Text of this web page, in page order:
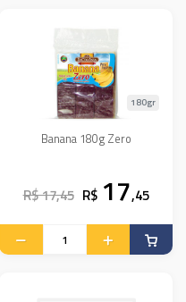
Banana 180g Zero
180gr
R$ 17,45 R$ 17,45